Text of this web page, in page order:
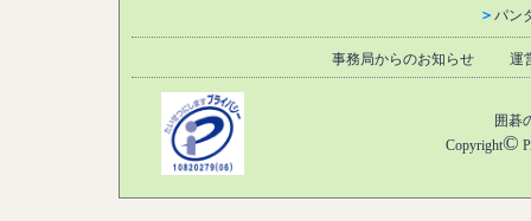
＞ パン
事務局からのお知らせ 運
囲碁
Copyright©